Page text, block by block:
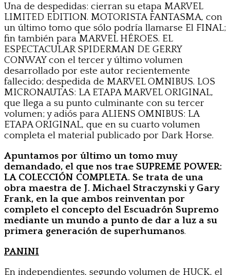
Una de despedidas: cierran su etapa MARVEL
LIMITED EDITION. MOTORISTA FANTASMA, con
un último tomo que sólo podría llamarse El FINAL;
fin también para MARVEL HÉROES. EL
ESPECTACULAR SPIDERMAN DE GERRY
CONWAY con el tercer y último volumen
desarrollado por este autor recientemente
fallecido; despedida de MARVEL OMNIBUS. LOS
MICRONAUTAS: LA ETAPA MARVEL ORIGINAL,
que llega a su punto culminante con su tercer
volumen; y adiós para ALIENS OMNIBUS: LA
ETAPA ORIGINAL, que en su cuarto volumen
completa el material publicado por Dark Horse.
Apuntamos por último un tomo muy
demandado, el que nos trae SUPREME POWER:
LA COLECCIÓN COMPLETA. Se trata de una
obra maestra de J. Michael Straczynski y Gary
Frank, en la que ambos reinventan por
completo el concepto del Escuadrón Supremo
mediante un mundo a punto de dar a luz a su
primera generación de superhumanos.
PANINI
En independientes, segundo volumen de HUCK, el